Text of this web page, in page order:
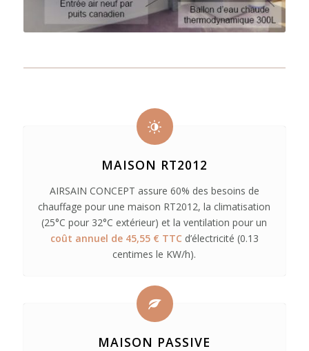
MAISON RT2012
AIRSAIN CONCEPT assure 60% des besoins de
chauffage pour une maison RT2012, la climatisation
(25°C pour 32°C extérieur) et la ventilation pour un
coût annuel de 45,55 € TTC d’électricité (0.13
centimes le KW/h).
MAISON PASSIVE